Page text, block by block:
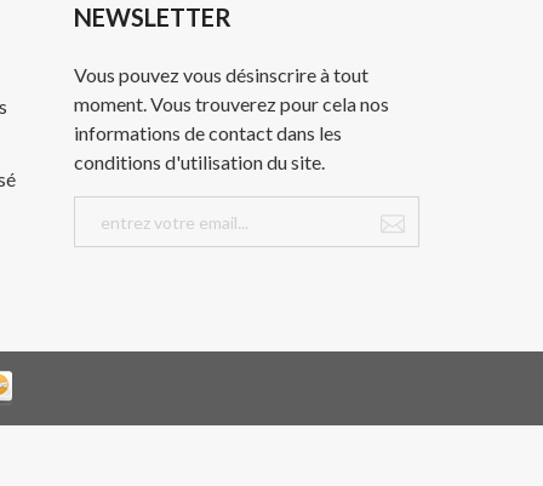
NEWSLETTER
Vous pouvez vous désinscrire à tout
moment. Vous trouverez pour cela nos
informations de contact dans les
conditions d'utilisation du site.